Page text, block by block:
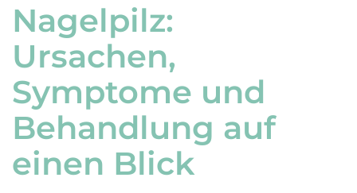
Nagelpilz:
Ursachen,
Symptome und
Behandlung auf
einen Blick